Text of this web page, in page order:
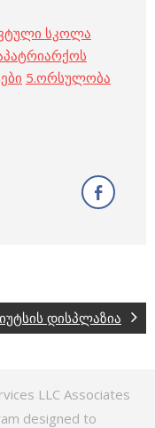
სკოლა
5.ორსულობა
დისპლაზია
LLC Associates
designed to